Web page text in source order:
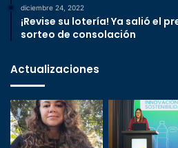
diciembre 24, 2022
¡Revise su lotería! Ya salió el
sorteo de consolación
Actualizaciones